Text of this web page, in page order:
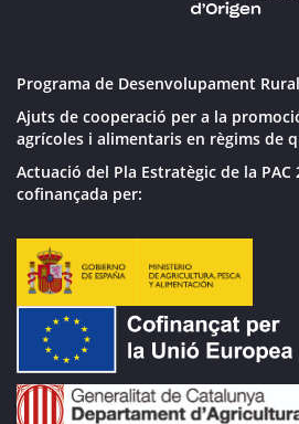
Programa de Desenvolupament
Ajuts de cooperació per a la
agrícoles i alimentaris en règims de
Actuació del Pla Estratègic de la PAC
cofinançada per: